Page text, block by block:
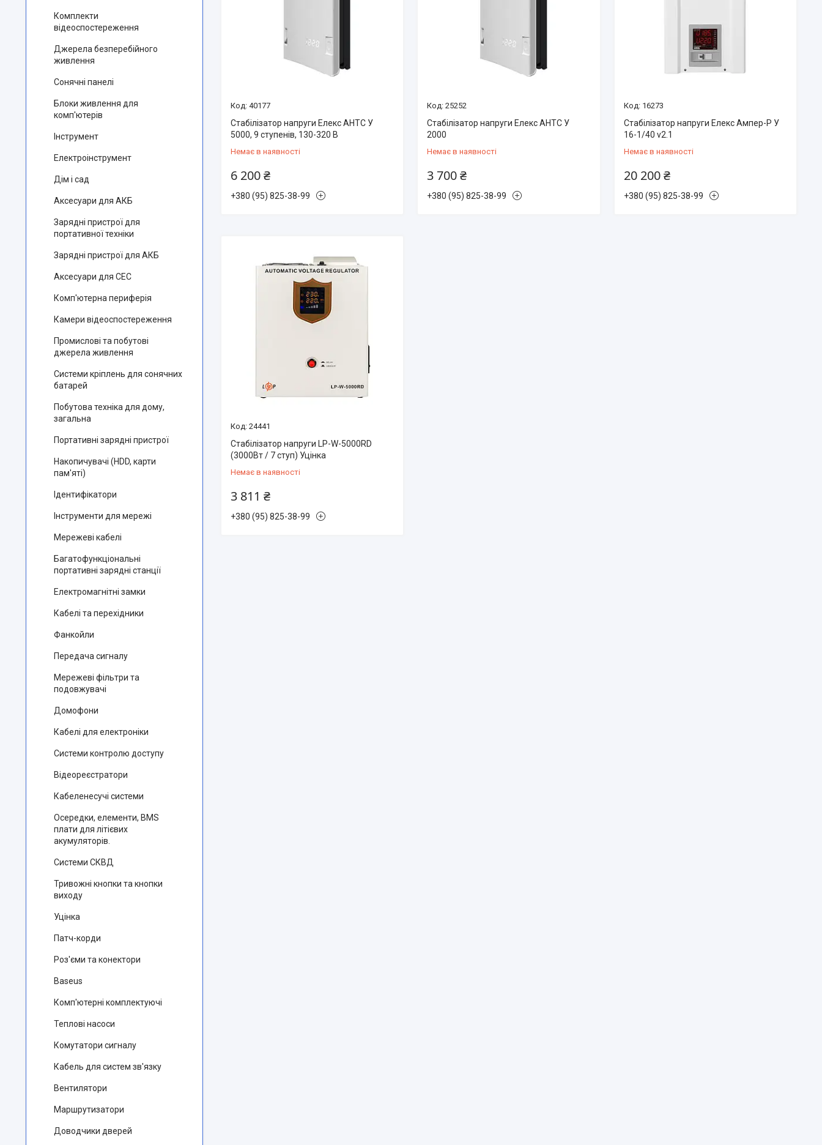
40177
Стабілізатор напруги Елекс АНТС У
5000, 9 ступенів, 130-320 В
Немає в наявності
6 200 ₴
+380 (95) 825-38-99
25252
Стабілізатор напруги Елекс АНТС У
2000
Немає в наявності
3 700 ₴
+380 (95) 825-38-99
16273
Стабілізатор напруги Елекс Ампер-Р У
16-1/40 v2.1
Немає в наявності
20 200 ₴
+380 (95) 825-38-99
24441
Стабілізатор напруги LP-W-5000RD
(3000Вт / 7 ступ) Уцінка
Немає в наявності
3 811 ₴
+380 (95) 825-38-99
Комплекти
відеоспостереження
Джерела безперебійного
живлення
Сонячні панелі
Блоки живлення для
комп'ютерів
Інструмент
Електроінструмент
Дім і сад
Аксесуари для АКБ
Зарядні пристрої для
портативної техніки
Зарядні пристрої для АКБ
Аксесуари для СЕС
Комп'ютерна периферія
Камери відеоспостереження
Промислові та побутові
джерела живлення
Системи кріплень для сонячних
батарей
Побутова техніка для дому,
загальна
Портативні зарядні пристрої
Накопичувачі (HDD, карти
пам'яті)
Ідентифікатори
Інструменти для мережі
Мережеві кабелі
Багатофункціональні
портативні зарядні станції
Електромагнітні замки
Кабелі та перехідники
Фанкойли
Передача сигналу
Мережеві фільтри та
подовжувачі
Домофони
Кабелі для електроніки
Системи контролю доступу
Відеореєстратори
Кабеленесучі системи
Осередки, елементи, BMS
плати для літієвих
акумуляторів.
Системи СКВД
Тривожні кнопки та кнопки
виходу
Уцінка
Патч-корди
Роз'єми та конектори
Baseus
Комп'ютерні комплектуючі
Теплові насоси
Комутатори сигналу
Кабель для систем зв'язку
Вентилятори
Маршрутизатори
Доводчики дверей